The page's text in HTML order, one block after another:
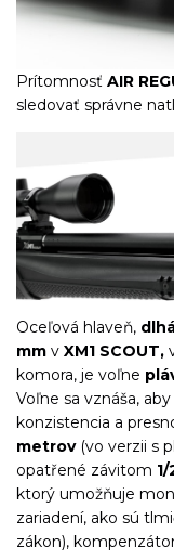
Prítomnosť AIR
sledovať správne
Oceľová hlaveň,
mm v XM1 SCOUT,
komora, je voľne
Voľne sa vznáša,
konzistencia a
metrov(vo verzii s
opatřené závitom
ktorý umožňuje
zariadení, ako sú
zákon),